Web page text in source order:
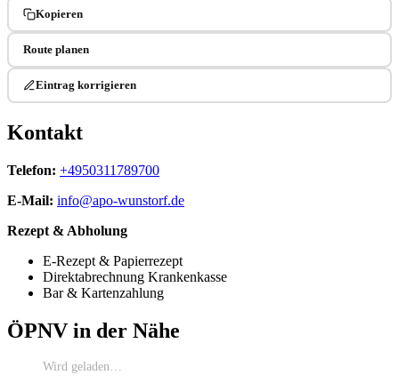
Kopieren
Route planen
Eintrag korrigieren
Kontakt
Telefon: +4950311789700
E-Mail: info@apo-wunstorf.de
Rezept & Abholung
E-Rezept & Papierrezept
Direktabrechnung Krankenkasse
Bar & Kartenzahlung
ÖPNV in der Nähe
Wird geladen…